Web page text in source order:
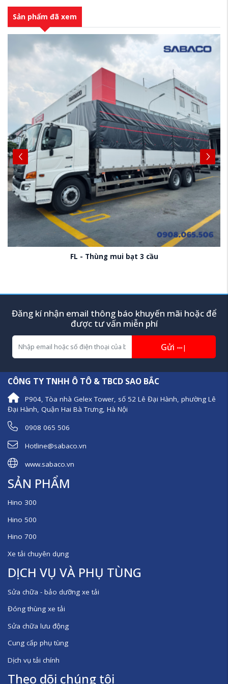
Sản phẩm đã xem
FL - Thùng mui bạt 3 cầu
Đăng kí nhận email thông báo khuyến mãi hoặc để
được tư vấn miễn phí
Gửi |
CÔNG TY TNHH Ô TÔ & TBCD SAO BẮC
P904, Tòa nhà Gelex Tower, số 52 Lê Đại Hành, phường Lê
Đại Hành, Quận Hai Bà Trưng, Hà Nội
0908 065 506
Hotline@sabaco.vn
www.sabaco.vn
SẢN PHẨM
Hino 300
Hino 500
Hino 700
Xe tải chuyên dụng
DỊCH VỤ VÀ PHỤ TÙNG
Sửa chữa - bảo dưỡng xe tải
Đóng thùng xe tải
Sửa chữa lưu động
Cung cấp phụ tùng
Dịch vụ tải chính
Theo dõi chúng tôi